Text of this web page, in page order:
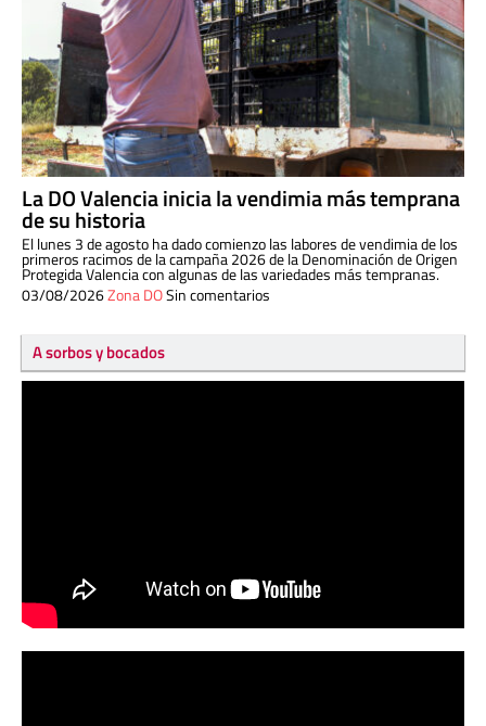
La DO Valencia inicia la vendimia más temprana
de su historia
El lunes 3 de agosto ha dado comienzo las labores de vendimia de los
primeros racimos de la campaña 2026 de la Denominación de Origen
Protegida Valencia con algunas de las variedades más tempranas.
03/08/2026Zona DOSin comentarios
A sorbos y bocados